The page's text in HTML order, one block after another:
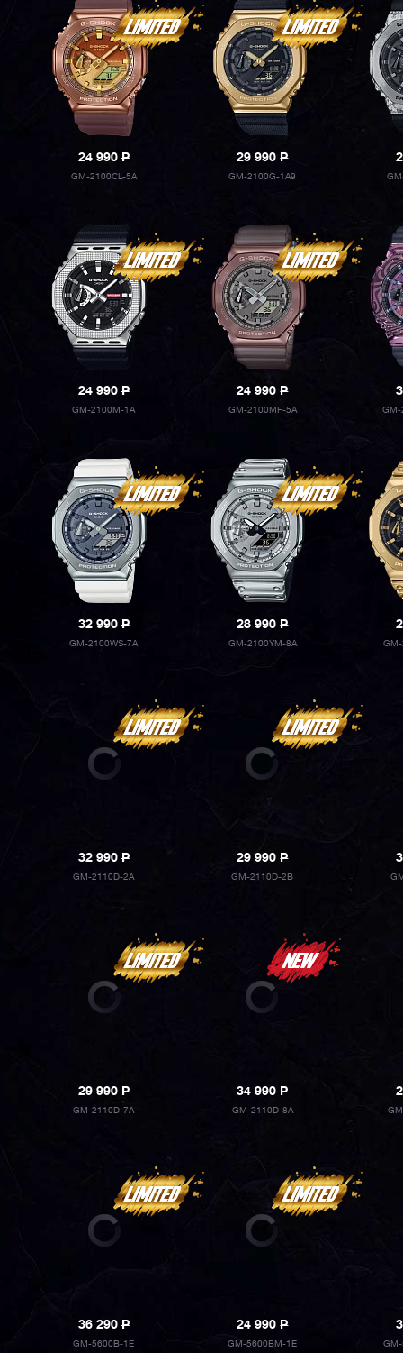
24 990P
GM-2100CL-5A
29 990P
GM-2100G-1A9
24 990P
GM-2100M-1A
24 990P
GM-2100MF-5A GM-
32 990P
GM-2100WS-7A
28 990P
GM-2100YM-8A
32 990P
GM-2110D-2A
29 990P
GM-2110D-2B
29 990P
GM-2110D-7A
34 990P
GM-2110D-8A
36 290P
GM-5600B-1E
24 990P
GM-5600BM-1E